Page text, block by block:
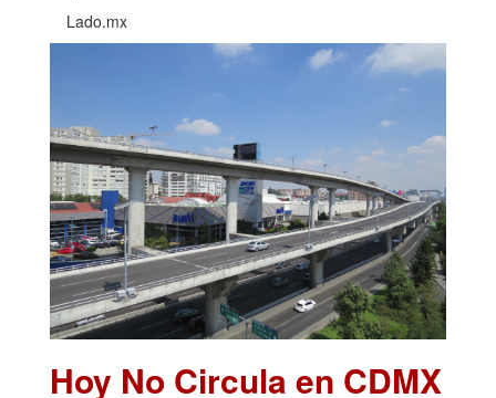
Lado.mx
Hoy No Circula en CDMX